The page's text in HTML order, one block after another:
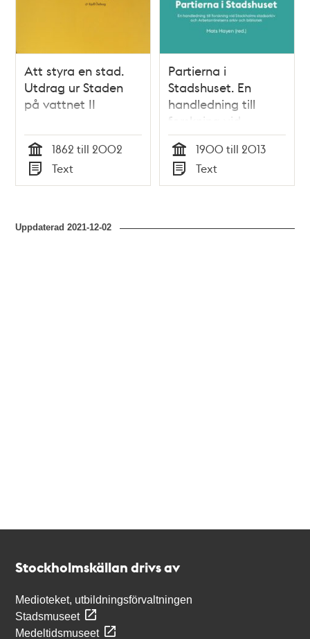
Att styra en stad.
Utdrag ur Staden
på vattnet II
Tid
1862 till 2002
Typ
Text
Partierna i
Stadshuset. En
handledning till
forskning vid
Stockholms
stadsarkiv / Mats
Hayen (red.)
Tid
1900 till 2013
Typ
Text
Uppdaterad2021-12-02
Stockholmskällan drivs av
Medioteket, utbildningsförvaltningen
Stadsmuseet
Medeltidsmuseet